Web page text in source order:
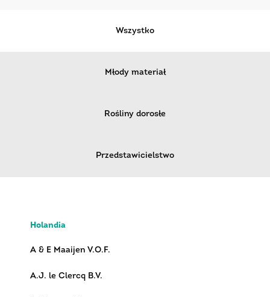
Wszystko
Młody materiał
Rośliny dorosłe
Przedstawicielstwo
Holandia
A & E Maaijen V.O.F.
A.J. le Clercq B.V.